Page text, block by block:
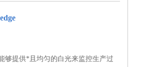
够提供*且均匀的白光来监控生产过